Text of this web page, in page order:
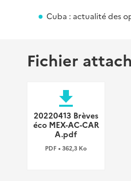
Cuba : actualité des
Fichier
file_download
20220413 Brèves
éco MEX-AC-CAR
A.pdf
PDF • 362,3 Ko